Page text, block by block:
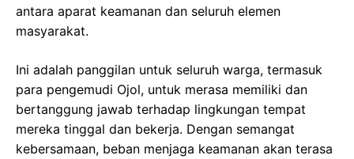
antara aparat keamanan dan seluruh elemen
masyarakat.
Ini adalah panggilan untuk seluruh warga, termasuk
para pengemudi Ojol, untuk merasa memiliki dan
bertanggung jawab terhadap lingkungan tempat
mereka tinggal dan bekerja. Dengan semangat
kebersamaan, beban menjaga keamanan akan terasa